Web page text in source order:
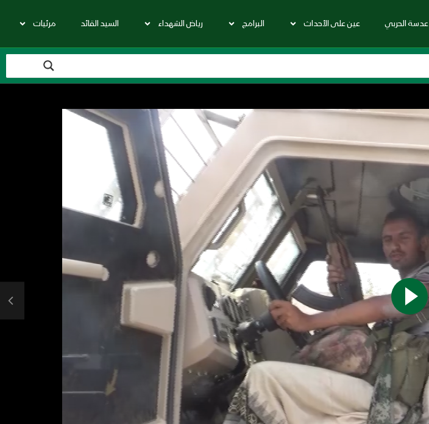
عدسة الحربي عين على الأحداث البرامج رياض الشهداء السيد القائد مرئيات